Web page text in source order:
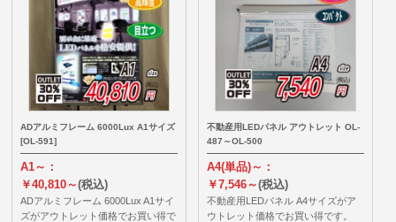
ADアルミフレーム 6000Lux A1サイズ
[OL-591]
A1～：
￥40,810～(税込)
ADアルミフレーム 6000Lux A1サイ
ズがアウトレット価格でお買い得で
不動産用LEDパネル アウトレット OL-
487～OL-500
A4(単品)～：
￥7,546～(税込)
不動産用LEDパネル A4サイズがア
ウトレット価格でお買い得です。